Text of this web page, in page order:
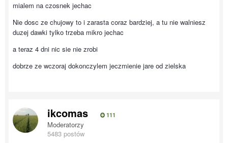
mialem na czosnek jechac
Nie dosc ze chujowy to i zarasta coraz bardziej, a tu nie walniesz
duzej dawki tylko trzeba mikro jechac
a teraz 4 dni nic sie nie zrobi
dobrze ze wczoraj dokonczylem jeczmienie jare od zielska
ikcomas 111
Moderatorzy
5483 postów